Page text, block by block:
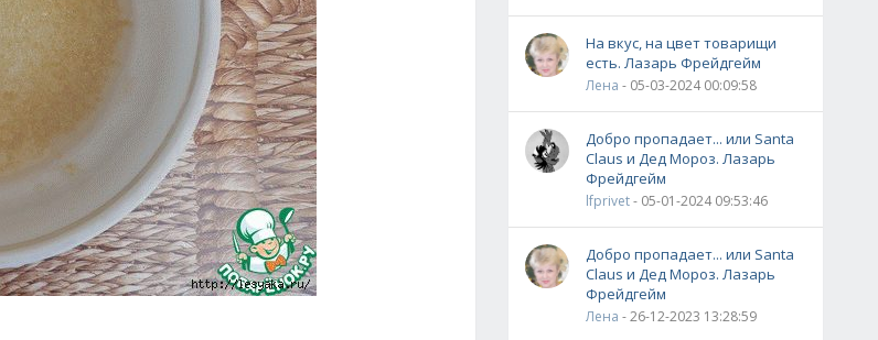
На вкус, на цвет товарищи
есть. Лазарь Фрейдгейм
Лена - 05-03-2024 00:09:58
Добро пропадает... или Santa
Claus и Дед Мороз. Лазарь
Фрейдгейм
lfprivet- 05-01-2024 09:53:46
Добро пропадает... или Santa
Claus и Дед Мороз. Лазарь
Фрейдгейм
Лена - 26-12-2023 13:28:59